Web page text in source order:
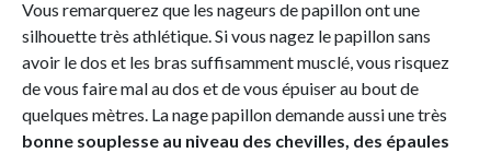
Vous remarquerez que les nageurs de papillon ont une
silhouette très athlétique. Si vous nagez le papillon sans
avoir le dos et les bras suffisamment musclé, vous risquez
de vous faire mal au dos et de vous épuiser au bout de
quelques mètres. La nage papillon demande aussi une très
bonne souplesse au niveau des chevilles, des épaules